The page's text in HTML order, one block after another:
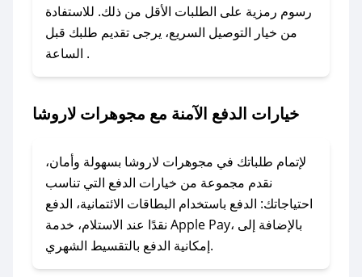
### كيفية استخدام كود خصم مجوهرات لاروشا؟
1. انسخ كود الخصم من تطبيق صحصح.
2. الصقه في خانة الدفع عند التسوق من مجوهرات
لاروشا.
### ماذا أفعل إذا لم يعمل كود الخصم؟
الرسائل الخاصة على تويتر أو البريد الإلكتروني،
وسنقوم بحل المشكلة في أسرع وقت ممكن.
### ماذا أفعل إذا لم أجد كود خصم لمتجري
المفضل؟
في حال عدم توفر كوبونات لمتجرك المفضل، يمكنك
رسوم رمزية على الطلبات الأقل من ذلك. للاستفادة
من خيار التوصيل السريع، يرجى تقديم طلبك قبل
الساعة .
خيارات الدفع الآمنة مع مجوهرات لاروشا
لإتمام طلباتك في مجوهرات لاروشا بسهولة وأمان،
نقدم مجموعة من خيارات الدفع التي تناسب
احتياجاتك: الدفع باستخدام البطاقات الائتمانية، الدفع
نقدًا عند الاستلام، خدمة Apple Pay، بالإضافة إلى
إمكانية الدفع بالتقسيط الشهري.